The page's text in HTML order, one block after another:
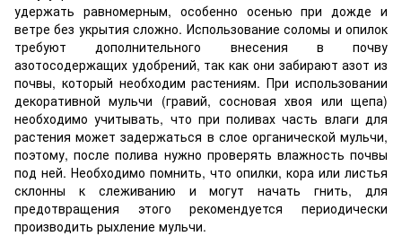
удержать равномерным, особенно осенью при дожде и
ветре без укрытия сложно. Использование соломы и опилок
требуют дополнительного внесения в почву
азотосодержащих удобрений, так как они забирают азот из
почвы, который необходим растениям. При использовании
декоративной мульчи (гравий, сосновая хвоя или щепа)
необходимо учитывать, что при поливах часть влаги для
растения может задержаться в слое органической мульчи,
поэтому, после полива нужно проверять влажность почвы
под ней. Необходимо помнить, что опилки, кора или листья
склонны к слеживанию и могут начать гнить, для
предотвращения этого рекомендуется периодически
производить рыхление мульчи.